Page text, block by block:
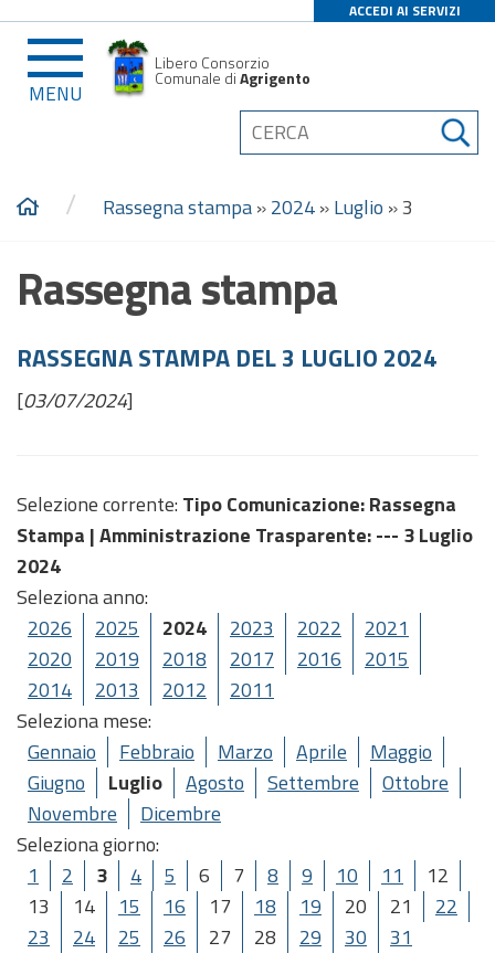
ACCEDI AI SERVIZI
MENU
Libero Consorzio
Comunale diAgrigento
/ Rassegna stampa»2024»Luglio »3
Rassegna stampa
RASSEGNA STAMPA DEL 3 LUGLIO 2024
[03/07/2024]
Selezione corrente: Tipo Comunicazione: Rassegna
Stampa |Amministrazione Trasparente: --- 3 Luglio
2024
Seleziona anno:
2026
2025 2024 2023 2022
2021
2020
2019 2018 2017 2016
2015
2014
2013 2012
2011
Seleziona mese:
Gennaio
Febbraio Marzo Aprile
Maggio
Giugno
Luglio Agosto Settembre
Ottobre
Novembre
Dicembre
Seleziona giorno:
1
2 3 4 5 6 7 8 9 10 11
12
13
14 15 16 17 18 19 20 21
22
23
24 25 26 27 28 29 30 31